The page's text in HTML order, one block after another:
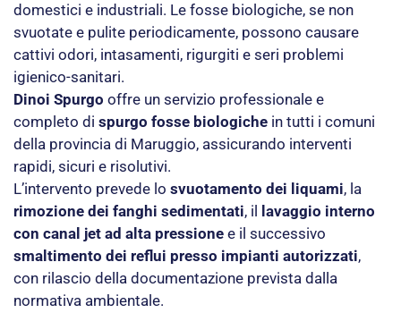
domestici e industriali. Le fosse biologiche, se non
svuotate e pulite periodicamente, possono causare
cattivi odori, intasamenti, rigurgiti e seri problemi
igienico-sanitari.
Dinoi Spurgo offre un servizio professionale e
completo di spurgo fosse biologiche in tutti i comuni
della provincia di Maruggio, assicurando interventi
rapidi, sicuri e risolutivi.
L’intervento prevede lo svuotamento dei liquami, la
rimozione dei fanghi sedimentati, il
lavaggio interno
con canal jet ad alta pressione e il successivo
smaltimento dei reflui presso impianti autorizzati,
con rilascio della documentazione prevista dalla
normativa ambientale.